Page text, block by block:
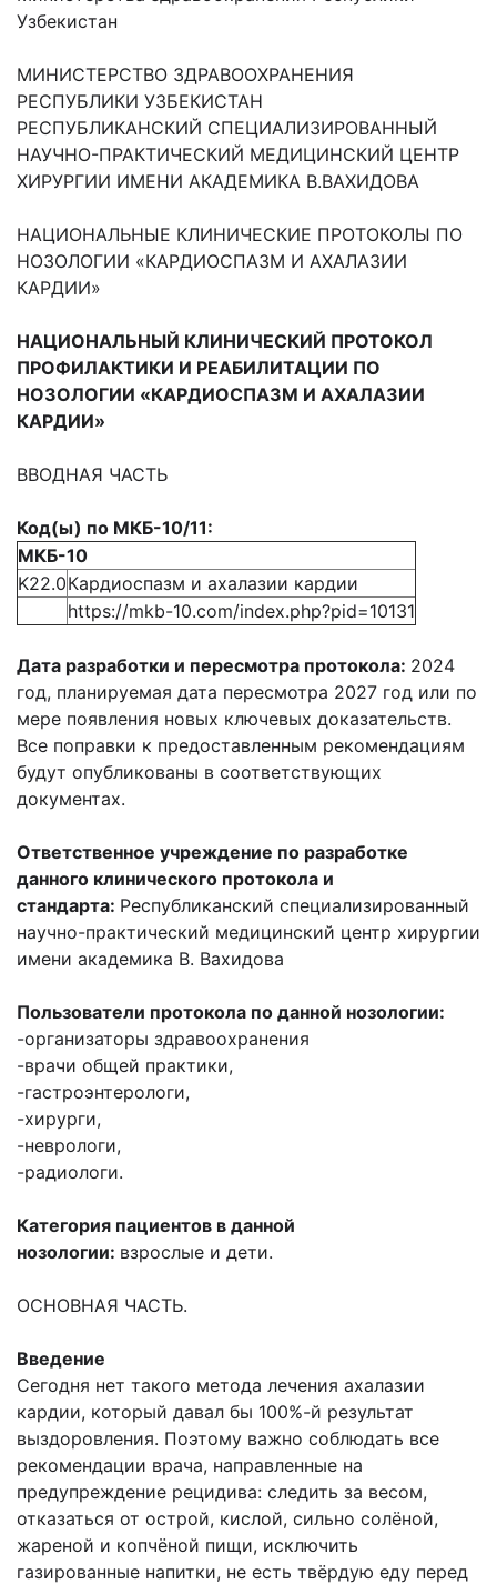
Узбекистан
МИНИСТЕРСТВО ЗДРАВООХРАНЕНИЯ
РЕСПУБЛИКИ УЗБЕКИСТАН
РЕСПУБЛИКАНСКИЙ СПЕЦИАЛИЗИРОВАННЫЙ
НАУЧНО-ПРАКТИЧЕСКИЙ МЕДИЦИНСКИЙ ЦЕНТР
ХИРУРГИИ ИМЕНИ АКАДЕМИКА В.ВАХИДОВА
НАЦИОНАЛЬНЫЕ КЛИНИЧЕСКИЕ ПРОТОКОЛЫ ПО
НОЗОЛОГИИ «КАРДИОСПАЗМ И АХАЛАЗИИ
КАРДИИ»
НАЦИОНАЛЬНЫЙ КЛИНИЧЕСКИЙ ПРОТОКОЛ
ПРОФИЛАКТИКИ И РЕАБИЛИТАЦИИ ПО
НОЗОЛОГИИ «КАРДИОСПАЗМ И АХАЛАЗИИ
КАРДИИ»
ВВОДНАЯ ЧАСТЬ
Код(ы) по МКБ-10/11:
МКБ-10
K22.0Кардиоспазм и ахалазии кардии
https://mkb-10.com/index.php?pid=10131
Дата разработки и пересмотра протокола: 2024
год, планируемая дата пересмотра 2027 год или по
мере появления новых ключевых доказательств.
Все поправки к предоставленным рекомендациям
будут опубликованы в соответствующих
документах.
Ответственное учреждение по разработке
данного клинического протокола и
стандарта: Республиканский специализированный
научно-практический медицинский центр хирургии
имени академика В. Вахидова
Пользователи протокола по данной нозологии:
-организаторы здравоохранения
-врачи общей практики,
-гастроэнтерологи,
-хирурги,
-неврологи,
-радиологи.
Категория пациентов в данной
нозологии: взрослые и дети.
ОСНОВНАЯ ЧАСТЬ.
Введение
Сегодня нет такого метода лечения ахалазии
кардии, который давал бы 100%-й результат
выздоровления. Поэтому важно соблюдать все
рекомендации врача, направленные на
предупреждение рецидива: следить за весом,
отказаться от острой, кислой, сильно солёной,
жареной и копчёной пищи, исключить
газированные напитки, не есть твёрдую еду перед